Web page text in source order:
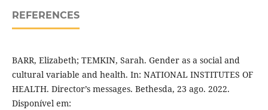
REFERENCES
BARR, Elizabeth; TEMKIN, Sarah. Gender as a social and
cultural variable and health. In: NATIONAL INSTITUTES OF
HEALTH. Director’s messages. Bethesda, 23 ago. 2022.
Disponível em: